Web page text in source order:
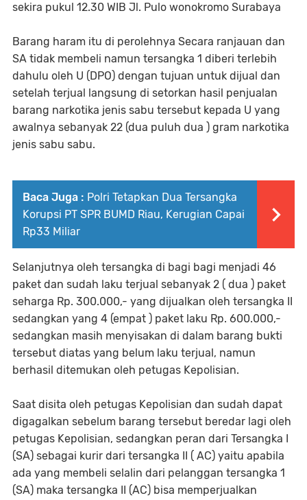
sekira pukul 12.30 WIB Jl. Pulo wonokromo Surabaya
Barang haram itu di perolehnya Secara ranjauan dan
SA tidak membeli namun tersangka 1 diberi terlebih
dahulu oleh U (DPO) dengan tujuan untuk dijual dan
setelah terjual langsung di setorkan hasil penjualan
barang narkotika jenis sabu tersebut kepada U yang
awalnya sebanyak 22 (dua puluh dua ) gram narkotika
jenis sabu sabu.
Baca Juga : Polri Tetapkan Dua Tersangka
Korupsi PT SPR BUMD Riau, Kerugian Capai
Rp33 Miliar
Selanjutnya oleh tersangka di bagi bagi menjadi 46
paket dan sudah laku terjual sebanyak 2 ( dua ) paket
seharga Rp. 300.000,- yang dijualkan oleh tersangka II
sedangkan yang 4 (empat ) paket laku Rp. 600.000,-
sedangkan masih menyisakan di dalam barang bukti
tersebut diatas yang belum laku terjual, namun
berhasil ditemukan oleh petugas Kepolisian.
Saat disita oleh petugas Kepolisian dan sudah dapat
digagalkan sebelum barang tersebut beredar lagi oleh
petugas Kepolisian, sedangkan peran dari Tersangka I
(SA) sebagai kurir dari tersangka II ( AC) yaitu apabila
ada yang membeli selalin dari pelanggan tersangka 1
(SA) maka tersangka II (AC) bisa memperjualkan